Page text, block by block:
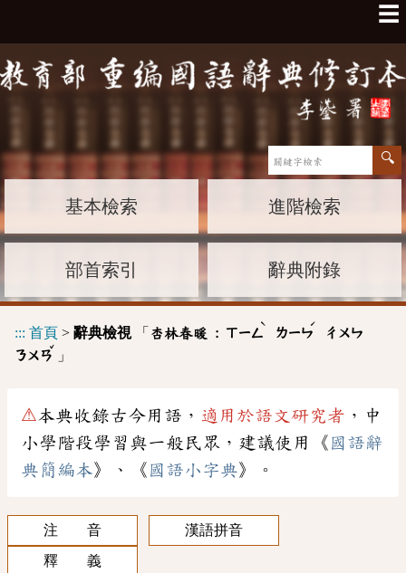
☰
基本檢索 進階檢索
部首索引 辭典附錄
::: 首頁 > 辭典檢視「 杏林春暖 : ㄒㄧㄥ
ˋ
ㄌㄧㄣ
ˊ
ㄔㄨㄣ
ㄋㄨㄢ
ˇ
」
⚠本典收錄古今用語， 適用於語文研究者 ，中
小學階段學習與一般民眾，建議使用《 國語辭
典簡編本》、《 國語小字典》。
注 音
漢語拼音
釋 義